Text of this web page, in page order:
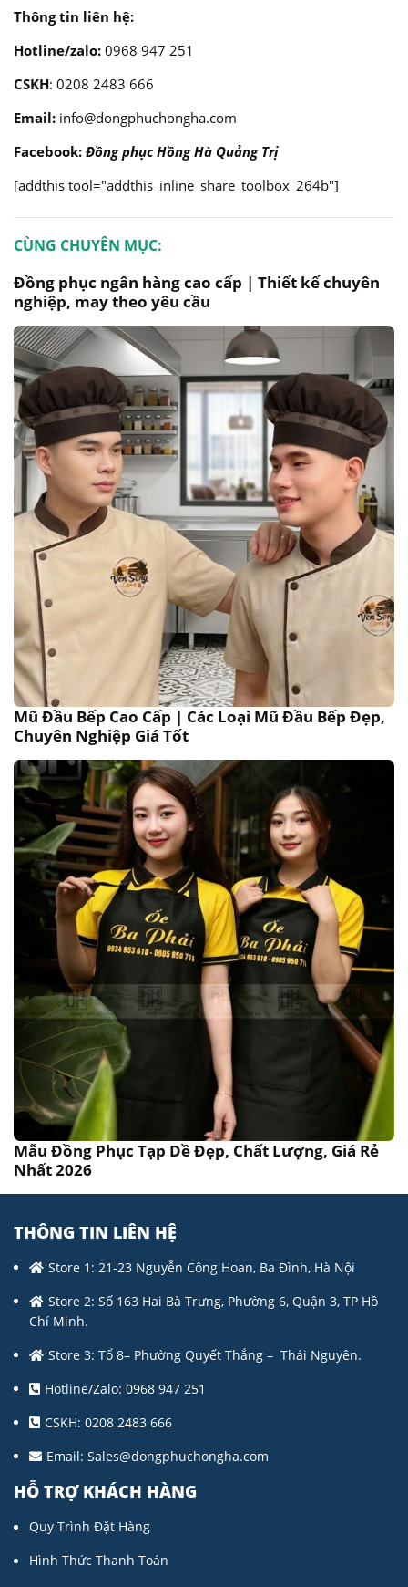
Thông tin liên hệ:
Hotline/zalo: 0968 947 251
CSKH: 0208 2483 666
Email: info@dongphuchongha.com
Facebook: Đồng phục Hồng Hà Quảng Trị
[addthis tool="addthis_inline_share_toolbox_264b"]
CÙNG CHUYÊN MỤC:
Đồng phục ngân hàng cao cấp | Thiết kế chuyên
nghiệp, may theo yêu cầu
Mũ Đầu Bếp Cao Cấp | Các Loại Mũ Đầu Bếp Đẹp,
Chuyên Nghiệp Giá Tốt
Mẫu Đồng Phục Tạp Dề Đẹp, Chất Lượng, Giá Rẻ
Nhất 2026
THÔNG TIN LIÊN HỆ
Store 1: 21-23 Nguyễn Công Hoan, Ba Đình, Hà Nội
Store 2: Số 163 Hai Bà Trưng, Phường 6, Quận 3, TP Hồ
Chí Minh.
Store 3: Tổ 8– Phường Quyết Thắng – Thái Nguyên.
Hotline/Zalo: 0968 947 251
CSKH: 0208 2483 666
Email: Sales@dongphuchongha.com
HỖ TRỢ KHÁCH HÀNG
Quy Trình Đặt Hàng
Hình Thức Thanh Toán